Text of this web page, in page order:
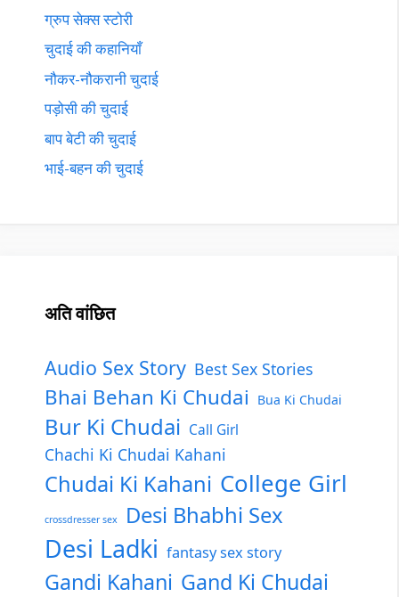
ग्रुप सेक्स स्टोरी
चुदाई की कहानियाँ
नौकर-नौकरानी चुदाई
पड़ोसी की चुदाई
बाप बेटी की चुदाई
भाई-बहन की चुदाई
अति वांछित
Audio Sex Story Best Sex Stories
Bhai Behan Ki Chudai Bua Ki Chudai
Bur Ki Chudai Call Girl
Chachi Ki Chudai Kahani
Chudai Ki Kahani College Girl
crossdresser sex Desi Bhabhi Sex
Desi Ladki fantasy sex story
Gandi Kahani Gand Ki Chudai